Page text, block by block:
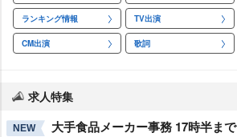
ランキング情報 TV出演
CM出演 歌詞
求人特集
NEW 大手食品メーカー事務 17時半まで